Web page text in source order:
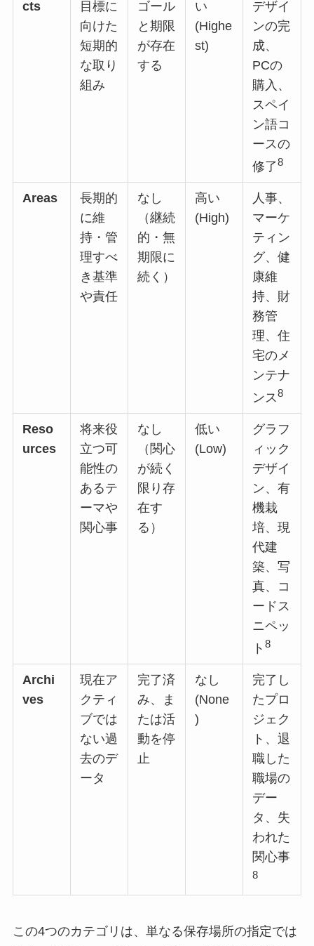
cts
目標に
向けた
短期的
な取り
組み
ゴール
と期限
が存在
する
い
(Highe
st)
デザイ
ンの完
成、
PCの
購入、
スペイ
ン語コ
ースの
修了8
Areas
長期的
に維
持・管
理すべ
き基準
や責任
なし
（継続
的・無
期限に
続く）
高い
(High)
人事、
マーケ
ティン
グ、健
康維
持、財
務管
理、住
宅のメ
ンテナ
ンス8
Reso
urces
将来役
立つ可
能性の
あるテ
ーマや
関心事
なし
（関心
が続く
限り存
在す
る）
低い
(Low)
グラフ
ィック
デザイ
ン、有
機栽
培、現
代建
築、写
真、コ
ードス
ニペッ
ト8
Archi
ves
現在ア
クティ
ブでは
ない過
去のデ
ータ
完了済
み、ま
たは活
動を停
止
なし
(None
)
完了し
たプロ
ジェク
ト、退
職した
職場の
デー
タ、失
われた
関心事
8
この4つのカテゴリは、単なる保存場所の指定では